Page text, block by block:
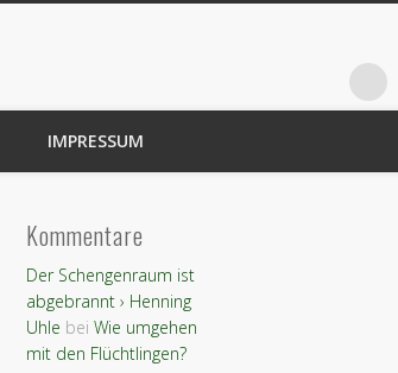
IMPRESSUM
Kommentare
Der Schengenraum ist
abgebrannt › Henning
Uhle bei Wie umgehen
mit den Flüchtlingen?